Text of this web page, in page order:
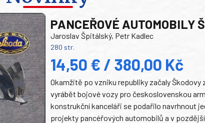
PANCEŘOVÉ AUTOMOBILY
Jaroslav Špitálský, Petr Kadlec
280 str.
14,50 € / 380,00 Kč
Okamžitě po vzniku republiky začaly Škodovy
vyrábět bojové vozy pro československou
konstrukční kanceláři se podařilo navrhnout
projekty pancéřových automobilů a v pozdější